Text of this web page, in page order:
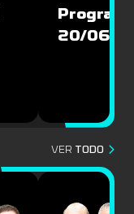
20/06/
VER TODO